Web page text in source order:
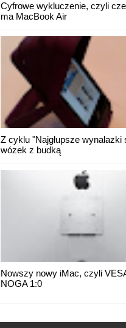
Cyfrowe wykluczenie, czyli
ma MacBook Air
Z cyklu "Najgłupsze wynalazki
wózek z budką
Nowszy nowy iMac, czyli
NOGA 1:0